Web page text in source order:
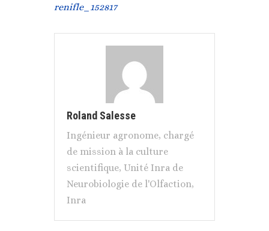
renifle_152817
Roland Salesse
Ingénieur agronome, chargé
de mission à la culture
scientifique, Unité Inra de
Neurobiologie de l'Olfaction,
Inra